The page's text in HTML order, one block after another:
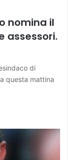
nomina il
assessori.
di
questa mattina